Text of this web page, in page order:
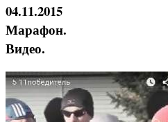
04.11.2015
Марафон.
Видео.